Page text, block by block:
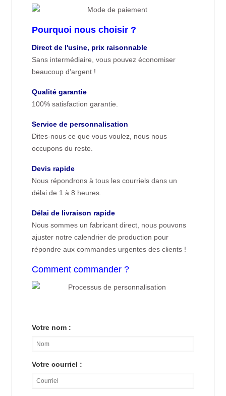
Pourquoi nous choisir ?
Direct de l'usine, prix raisonnable
Sans intermédiaire, vous pouvez économiser
beaucoup d'argent !
Qualité garantie
100% satisfaction garantie.
Service de personnalisation
Dites-nous ce que vous voulez, nous nous
occupons du reste.
Devis rapide
Nous répondrons à tous les courriels dans un
délai de 1 à 8 heures.
Délai de livraison rapide
Nous sommes un fabricant direct, nous pouvons
ajuster notre calendrier de production pour
répondre aux commandes urgentes des clients !
Comment commander ?
Votre nom :
Votre courriel :